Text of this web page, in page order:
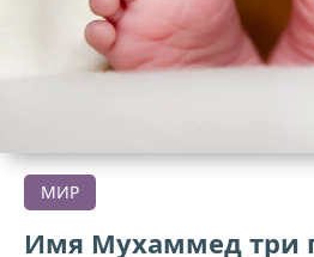
МИР
Имя Мухаммед три